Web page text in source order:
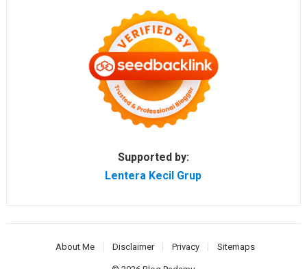
Supported by:
Lentera Kecil Grup
About Me Disclaimer Privacy Sitemaps